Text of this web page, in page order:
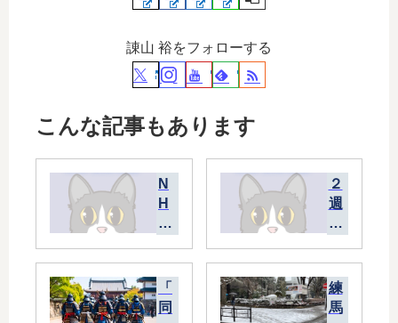
諌山 裕をフォローする
こんな記事もあります
N
H
K
「
受
信
２
週
間
の
レ
ン
「
同
練
馬